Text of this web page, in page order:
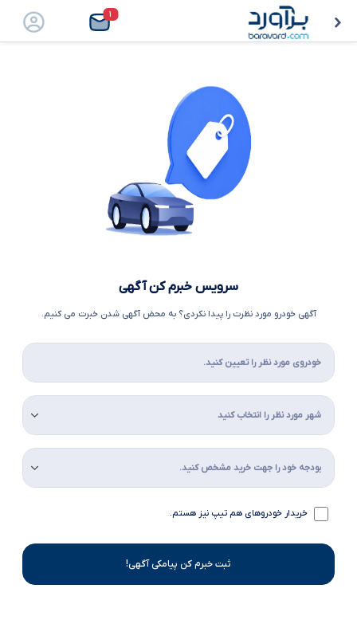
سرویس خبرم کن آگهی
آگهی خودرو مورد نظرت را پیدا نکردی؟ به محض آگهی شدن خبرت می کنیم.
خریدار خودروهای هم تیپ نیز هستم.
ثبت خبرم کن پیامکی آگهی!